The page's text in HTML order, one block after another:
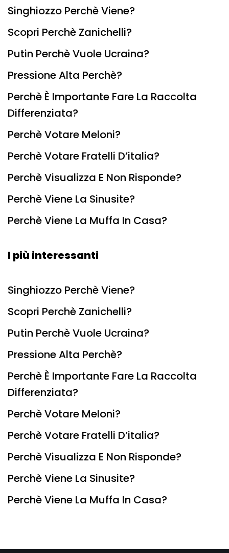
Singhiozzo Perchè Viene?
Scopri Perchè Zanichelli?
Putin Perchè Vuole Ucraina?
Pressione Alta Perchè?
Perchè È Importante Fare La Raccolta
Differenziata?
Perchè Votare Meloni?
Perchè Votare Fratelli D’italia?
Perchè Visualizza E Non Risponde?
Perchè Viene La Sinusite?
Perchè Viene La Muffa In Casa?
I più interessanti
Singhiozzo Perchè Viene?
Scopri Perchè Zanichelli?
Putin Perchè Vuole Ucraina?
Pressione Alta Perchè?
Perchè È Importante Fare La Raccolta
Differenziata?
Perchè Votare Meloni?
Perchè Votare Fratelli D’italia?
Perchè Visualizza E Non Risponde?
Perchè Viene La Sinusite?
Perchè Viene La Muffa In Casa?